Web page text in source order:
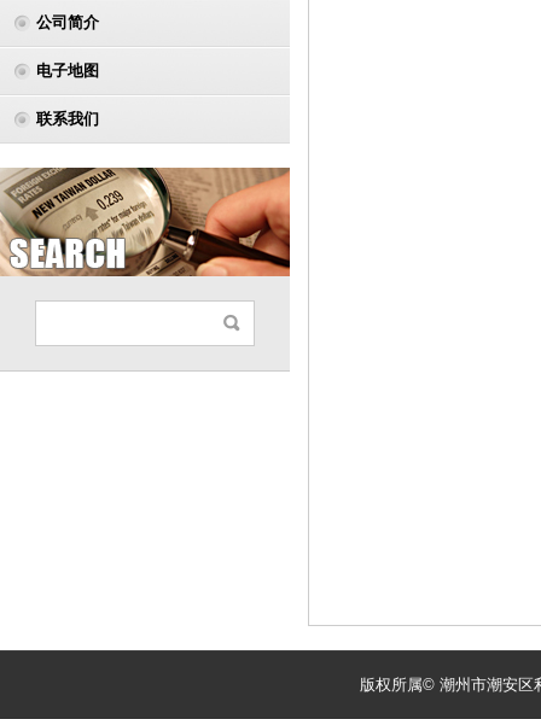
公司简介
电子地图
联系我们
版权所属© 潮州市潮安